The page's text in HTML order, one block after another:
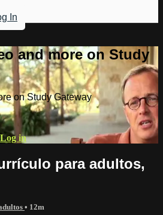
In
and more on Study
on Study Gateway
Log in
para adultos,
• 12m